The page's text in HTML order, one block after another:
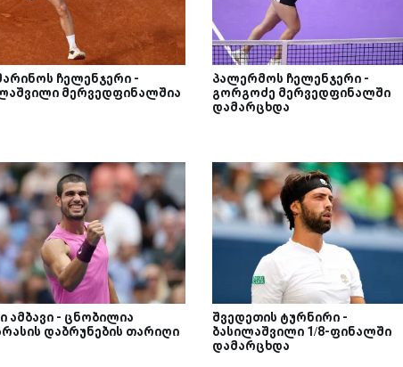
ჩელენჯერი -
მერვედფინალშია
პალერმოს ჩელენჯერი -
გორგოძე მერვედფინალში
დამარცხდა
ამბავი - ცნობილია
დაბრუნების თარიღი
შვედეთის ტურნირი -
ბასილაშვილი 1/8-ფინალში
დამარცხდა